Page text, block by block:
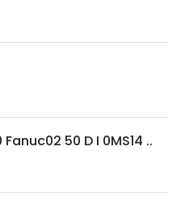
Fanuc02 50 D I 0MS14 ..